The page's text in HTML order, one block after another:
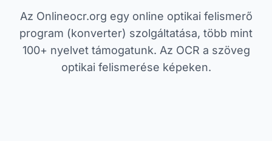
Az Onlineocr.org egy online optikai felismerő
program (konverter) szolgáltatása, több mint
100+ nyelvet támogatunk. Az OCR a szöveg
optikai felismerése képeken.